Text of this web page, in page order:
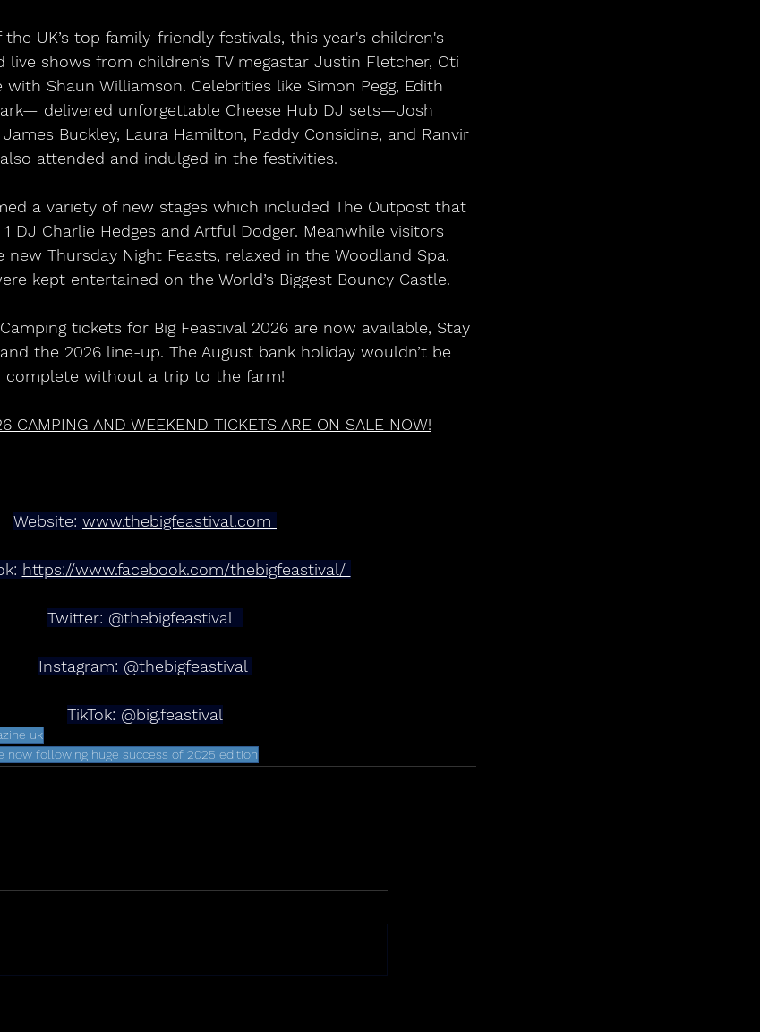
UK’s top family-friendly festivals, this year's children's
shows from children’s TV megastar Justin Fletcher, Oti
with Shaun Williamson. Celebrities like Simon Pegg, Edith
delivered unforgettable Cheese Hub DJ sets—Josh
Buckley, Laura Hamilton, Paddy Considine, and Ranvir
attended and indulged in the festivities.
a variety of new stages which included The Outpost that
DJ Charlie Hedges and Artful Dodger. Meanwhile visitors
Thursday Night Feasts, relaxed in the Woodland Spa,
kept entertained on the World’s Biggest Bouncy Castle.
tickets for Big Feastival 2026 are now available, Stay
the 2026 line-up. The August bank holiday wouldn’t be
complete without a trip to the farm!
CAMPING AND WEEKEND TICKETS ARE ON SALE NOW!
Website: www.thebigfeastival.com
https://www.facebook.com/thebigfeastival/
Twitter: @thebigfeastival
Instagram: @thebigfeastival
TikTok: @big.feastival
uk
now following huge success of 2025 edition